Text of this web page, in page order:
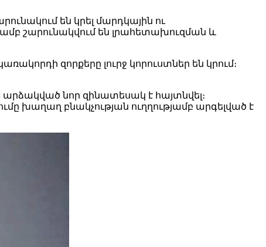
են կրել մարդկային ու
շարունակվում են լրահետախուզման և
զորքերը լուրջ կորուստներ են կրում։
նոր զինատեսակ է հայտնվել։
խաղաղ բնակչության ուղղությամբ արգելված է